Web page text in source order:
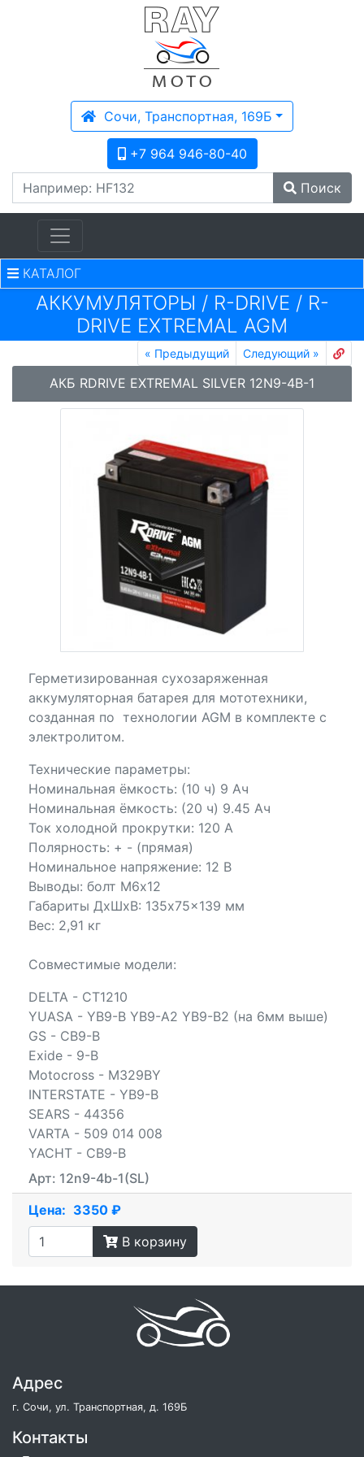
Сочи, Транспортная, 169Б
+7 964 946-80-40
Поиск
КАТАЛОГ
АККУМУЛЯТОРЫ / R-DRIVE / R-
DRIVE EXTREMAL AGM
« Предыдущий Следующий »
АКБ RDRIVE EXTREMAL SILVER 12N9-4B-1
Герметизированная сухозаряженная
аккумуляторная батарея для мототехники,
созданная по технологии AGM в комплекте с
электролитом.
Технические параметры:
Номинальная ёмкость: (10 ч) 9 Ач
Номинальная ёмкость: (20 ч) 9.45 Ач
Ток холодной прокрутки: 120 А
Полярность: + - (прямая)
Номинальное напряжение: 12 В
Выводы: болт М6х12
Габариты ДхШхВ: 135x75x139 мм
Вес: 2,91 кг
Совместимые модели:
DELTA - CT1210
YUASA - YB9-B YB9-A2 YB9-B2 (на 6мм выше)
GS - CB9-B
Exide - 9-B
Motocross - M329BY
INTERSTATE - YB9-B
SEARS - 44356
VARTA - 509 014 008
YACHT - CB9-B
Арт: 12n9-4b-1(SL)
Цена: 3350 ₽
В корзину
Адрес
г. Сочи, ул. Транспортная, д. 169Б
Контакты